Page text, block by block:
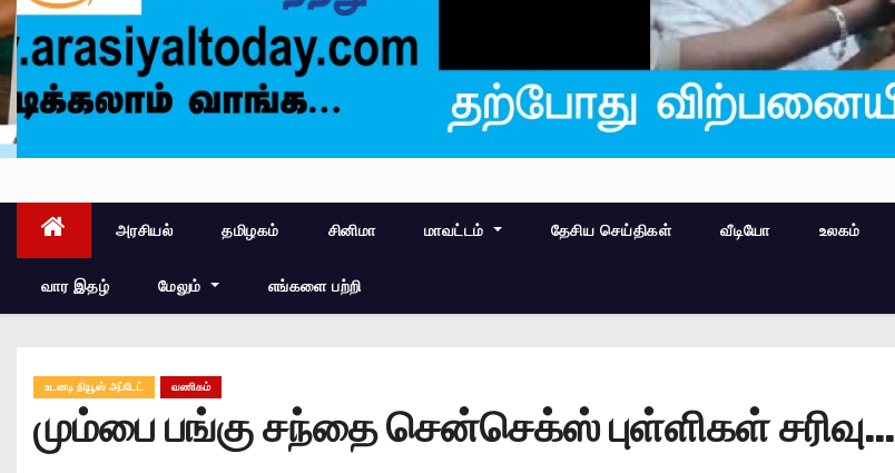
அரசியல் தமிழகம் சினிமா மாவட்டம் தேசிய செய்திகள் வீடியோ உலகம்
வார இதழ் மேலும் எங்களை பற்றி
உடனடி நியூஸ் அப்டேட் வணிகம்
மும்பை பங்கு சந்தை சென்செக்ஸ் புள்ளிகள் சரிவு…